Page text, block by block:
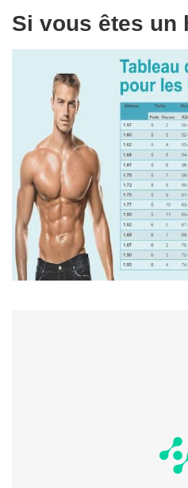
Si vous êtes un